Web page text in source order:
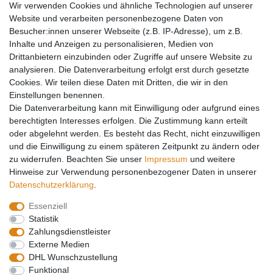
Werkzeug
Kältetechnikzubehör
Kältefitting
Y-Verteiler
Mein Konto
Kontakt
Versandkosten
Zahlungsarten
Service
Registrierung
Login
Mein Konto
Impressum
Widerrufs­recht Vertrag widerrufen
Wir verwenden Cookies und ähnliche Technologien auf unserer
Website und verarbeiten personenbezogene Daten von
Besucher:innen unserer Webseite (z.B. IP-Adresse), um z.B.
Inhalte und Anzeigen zu personalisieren, Medien von
Drittanbietern einzubinden oder Zugriffe auf unsere Website zu
analysieren. Die Datenverarbeitung erfolgt erst durch gesetzte
Cookies. Wir teilen diese Daten mit Dritten, die wir in den
Einstellungen benennen.
Die Datenverarbeitung kann mit Einwilligung oder aufgrund eines
berechtigten Interesses erfolgen. Die Zustimmung kann erteilt
oder abgelehnt werden. Es besteht das Recht, nicht einzuwilligen
und die Einwilligung zu einem späteren Zeitpunkt zu ändern oder
zu widerrufen. Beachten Sie unser Impressum und weitere
Hinweise zur Verwendung personenbezogener Daten in unserer
Daten­schutz­erklärung
Essenziell
Statistik
Zahlungsdienstleister
Externe Medien
DHL Wunschzustellung
Funktional